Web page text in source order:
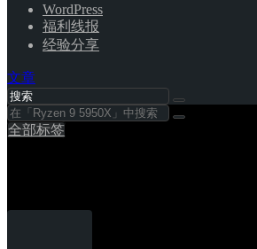
WordPress
福利线报
经验分享
文章
全部标签